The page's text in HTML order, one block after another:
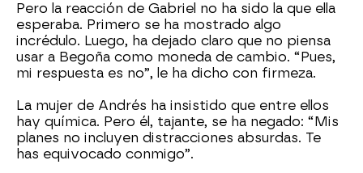
Pero la reacción de Gabriel no ha sido la que ella
esperaba. Primero se ha mostrado algo
incrédulo. Luego, ha dejado claro que no piensa
usar a Begoña como moneda de cambio. “Pues,
mi respuesta es no”, le ha dicho con firmeza.
La mujer de Andrés ha insistido que entre ellos
hay química. Pero él, tajante, se ha negado: “Mis
planes no incluyen distracciones absurdas. Te
has equivocado conmigo”.